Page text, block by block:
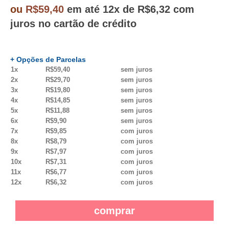
ou R$59,40 em até 12x de R$6,32 com
juros no cartão de crédito
+ Opções de Parcelas
1x R$59,40
sem juros
2x
R$29,70
sem juros
3x
R$19,80
sem juros
4x
R$14,85
sem juros
5x
R$11,88
sem juros
6x
R$9,90
sem juros
7x
R$9,85
com juros
8x
R$8,79
com juros
9x
R$7,97
com juros
10x
R$7,31
com juros
11x
R$6,77
com juros
12x
R$6,32 com juros
comprar